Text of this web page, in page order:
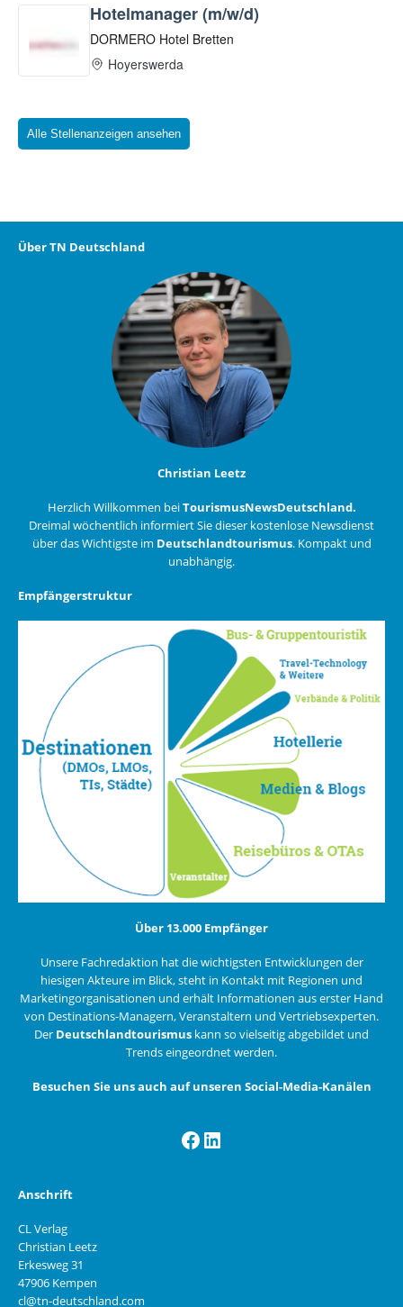
Alle Stellenanzeigen ansehen
Über TN Deutschland
Christian Leetz
Herzlich Willkommen beiTourismusNewsDeutschland.
Dreimal wöchentlich informiert Sie dieser kostenlose Newsdienst
über das Wichtigste im Deutschlandtourismus. Kompakt und
unabhängig.
Empfängerstruktur
Über 13.000 Empfänger
Unsere Fachredaktion hat die wichtigsten Entwicklungen der
hiesigen Akteure im Blick, steht in Kontakt mit Regionen und
Marketingorganisationen und erhält Informationen aus erster Hand
von Destinations-Managern, Veranstaltern und Vertriebsexperten.
Der Deutschlandtourismus kann so vielseitig abgebildet und
Trends eingeordnet werden.
Besuchen Sie uns auch auf unseren Social-Media-Kanälen
Facebook
LinkedIn
Anschrift
CL Verlag
Christian Leetz
Erkesweg 31
47906 Kempen
cl@tn-deutschland.com